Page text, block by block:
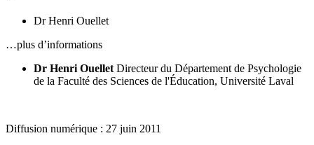
Dr Henri Ouellet
…plus d’informations
Dr Henri Ouellet Directeur du Département de Psychologie
de la Faculté des Sciences de l'Éducation, Université Laval
Diffusion numérique : 27 juin 2011